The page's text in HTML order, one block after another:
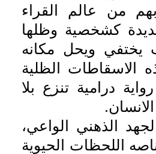
من عالم القراء
كشخصية وظلها
يختفي ويحل مكانه
الاسقاطات الظلية
درامية تنزع بلا
الذهني الواعي،
اللحظات الحيوية